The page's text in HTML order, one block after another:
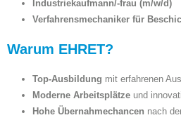
Industriekaufmann/-frau (m/w/d)
Verfahrensmechaniker für
Warum EHRET?
Top-Ausbildung mit erfahrenen
Moderne Arbeitsplätze und
Hohe Übernahmechancen nach